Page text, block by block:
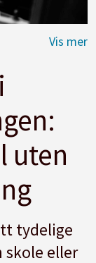
uten
tydelige
skole eller